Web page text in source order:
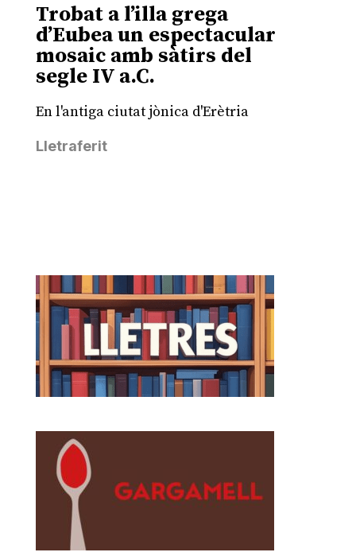
Trobat a l’illa grega
d’Eubea un espectacular
mosaic amb sàtirs del
segle IV a.C.
En l'antiga ciutat jònica d'Erètria
Lletraferit